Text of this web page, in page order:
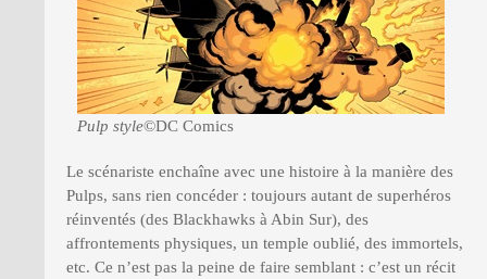
Pulp style©DC Comics
Le scénariste enchaîne avec une histoire à la manière des
Pulps, sans rien concéder : toujours autant de superhéros
réinventés (des Blackhawks à Abin Sur), des
affrontements physiques, un temple oublié, des immortels,
etc. Ce n’est pas la peine de faire semblant : c’est un récit